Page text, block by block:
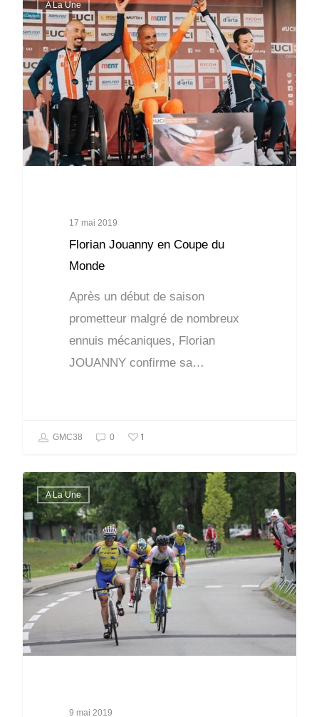
A La Une
17 mai 2019
Florian Jouanny en Coupe du
Monde
Après un début de saison
prometteur malgré de nombreux
ennuis mécaniques, Florian
JOUANNY confirme sa…
GMC38 0 1
A La Une
9 mai 2019